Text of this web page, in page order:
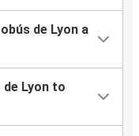
de Lyon a
de Lyon to